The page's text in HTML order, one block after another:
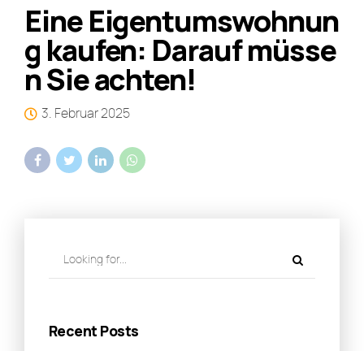
Eine Eigentumswohnun
g kaufen: Darauf müsse
n Sie achten!
3. Februar 2025
Recent Posts